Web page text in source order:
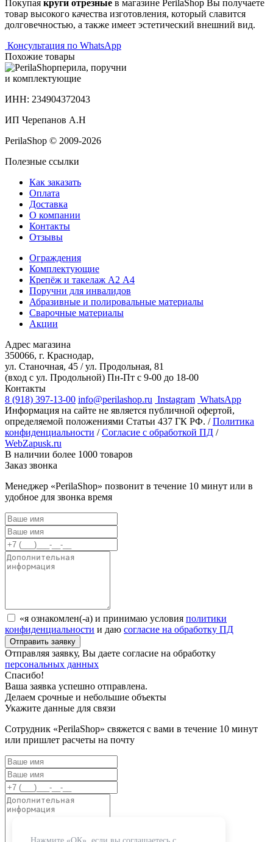
Покупая круги отрезные в магазине PerilaShop Вы получаете
товар высокого качества изготовления, который славится
долговечностью, а также имеет эстетический внешний вид.
Консультация по WhatsApp
Похожие товары
перила, поручни
и комплектующие
ИНН: 234904372043
ИП Черепанов А.Н
PerilaShop © 2009-2026
Полезные ссылки
Как заказать
Оплата
Доставка
О компании
Контакты
Отзывы
Ограждения
Комплектующие
Крепёж и такелаж А2 А4
Поручни для инвалидов
Абразивные и полировальные материалы
Сварочные материалы
Акции
Адрес магазина
350066, г. Краснодар,
ул. Станочная, 45 / ул. Продольная, 81
(вход с ул. Продольной) Пн-Пт с 9-00 до 18-00
Контакты
8 (918) 397-13-00 info@perilashop.ru Instagram WhatsApp
Информация на сайте не является публичной офертой,
определяемой положениями Статьи 437 ГК РФ. /Политика
конфиденциальности /Согласие с обработкой ПД /
WebZapusk.ru
В наличии более 1000 товаров
Заказ звонка
Менеджер «PerilaShop» позвонит в течение 10 минут или в
удобное для звонка время
«я ознакомлен(-а) и принимаю условия политики
конфиденциальности и даю согласие на обработку ПД
Отправляя заявку, Вы даете согласие на обработку
персональных данных
Спасибо!
Ваша заявка успешно отправлена.
Делаем срочные и небольшие объекты
Укажите данные для связи
Сотрудник «PerilaShop» свяжется с вами в течение 10 минут
или пришлет расчеты на почту